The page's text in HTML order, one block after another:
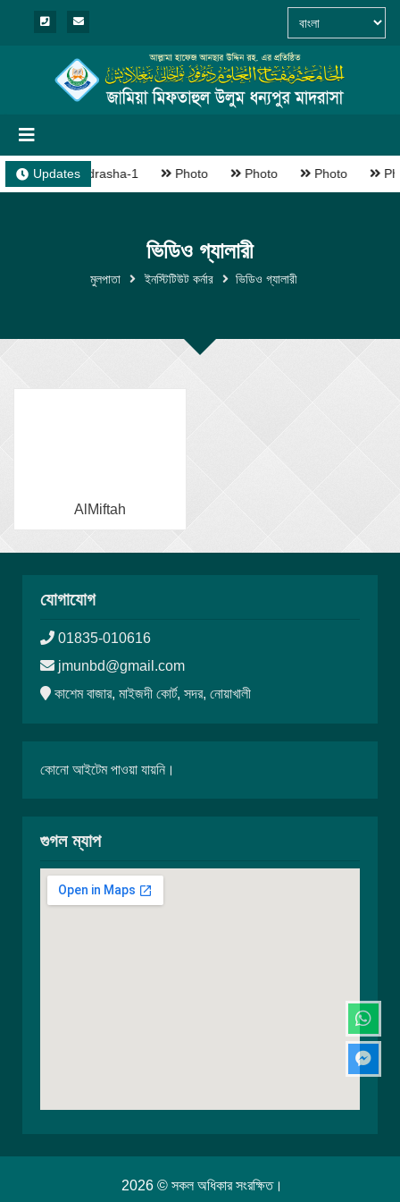
UpdatesMadrasha-1 Photo Photo Photo
ভিডিও গ্যালারী
মুলপাতা ইনস্টিটিউট কর্নার ভিডিও গ্যালারী
AlMiftah
যোগাযোগ
01835-010616
jmunbd@gmail.com
কাশেম বাজার, মাইজদী কোর্ট, সদর, নোয়াখালী
কোনো আইটেম পাওয়া যায়নি।
গুগল ম্যাপ
2026 © সকল অধিকার সংরক্ষিত।